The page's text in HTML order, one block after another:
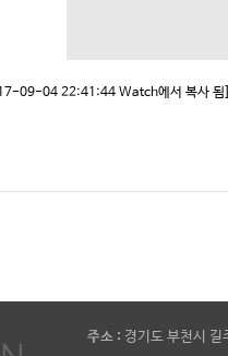
09-04 22:41:44 Watch에서 복사
주소 : 경기도 부천시